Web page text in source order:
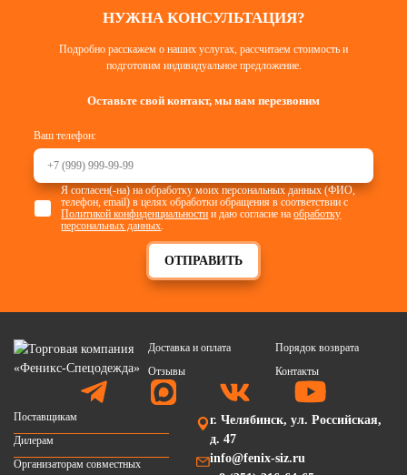
НУЖНА КОНСУЛЬТАЦИЯ?
Подробно расскажем о наших услугах, рассчитаем стоимость и
подготовим индивидуальное предложение.
Оставьте свой контакт, мы вам перезвоним
Ваш телефон:
ОТПРАВИТЬ
Я согласен(-на) на обработку моих персональных данных (ФИО,
телефон, email) в целях обработки обращения в соответствии с
Политикой конфиденциальности и даю согласие наобработку
персональных данных.
Доставка и оплата
Порядок возврата
Отзывы
Контакты
Поставщикам
Дилерам
Организаторам совместных
г. Челябинск, ул. Российская,
д. 47
info@fenix-siz.ru